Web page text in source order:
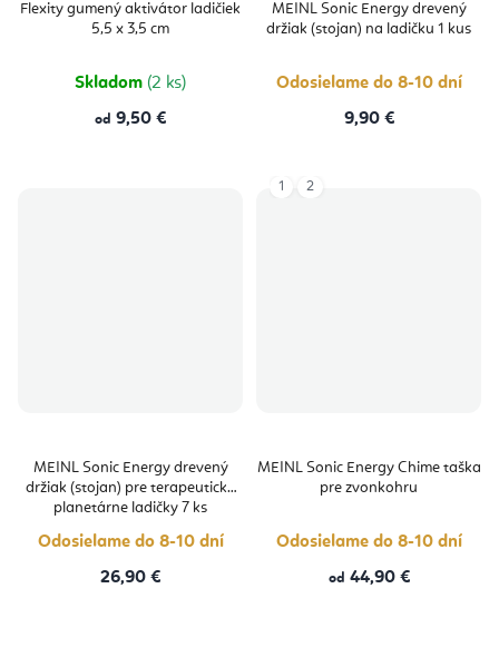
Flexity gumený aktivátor ladičiek
5,5 x 3,5 cm
Skladom (2 ks)
od 9,50 €
MEINL Sonic Energy drevený
držiak (stojan) na ladičku 1 kus
Odosielame do 8-10 dní
9,90 €
MEINL Sonic Energy drevený
držiak (stojan) pre terapeutické
planetárne ladičky 7 ks
Odosielame do 8-10 dní
26,90 €
MEINL Sonic Energy Chime taška
pre zvonkohru
Odosielame do 8-10 dní
od 44,90 €
1 2